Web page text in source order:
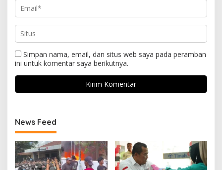
Simpan nama, email, dan situs web saya pada peramban
ini untuk komentar saya berikutnya.
News Feed